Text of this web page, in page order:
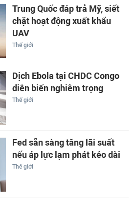
Trung Quốc đáp trả Mỹ, siết
chặt hoạt động xuất khẩu
UAV
Thế giới
Dịch Ebola tại CHDC Congo
diễn biến nghiêm trọng
Thế giới
Fed sẵn sàng tăng lãi suất
nếu áp lực lạm phát kéo dài
Thế giới